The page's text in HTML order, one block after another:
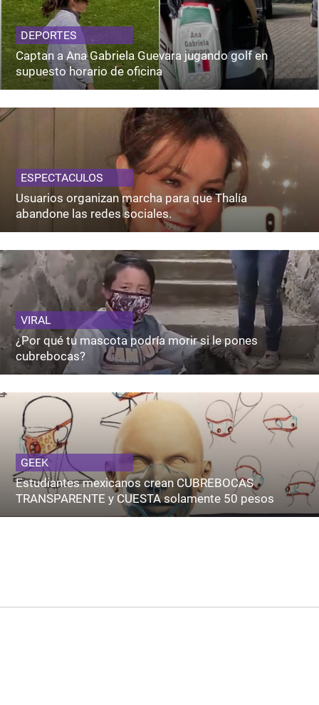
DEPORTES
Captan a Ana Gabriela Guevara jugando golf en
supuesto horario de oficina
ESPECTACULOS
Usuarios organizan marcha para que Thalía
abandone las redes sociales.
VIRAL
¿Por qué tu mascota podría morir si le pones
cubrebocas?
GEEK
Estudiantes mexicanos crean CUBREBOCAS
TRANSPARENTE y CUESTA solamente 50 pesos